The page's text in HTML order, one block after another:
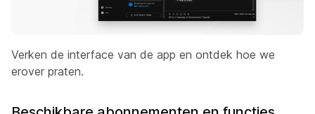
Verken de interface van de app en ontdek hoe we
erover praten.